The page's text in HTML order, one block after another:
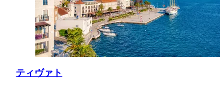
ティヴァト